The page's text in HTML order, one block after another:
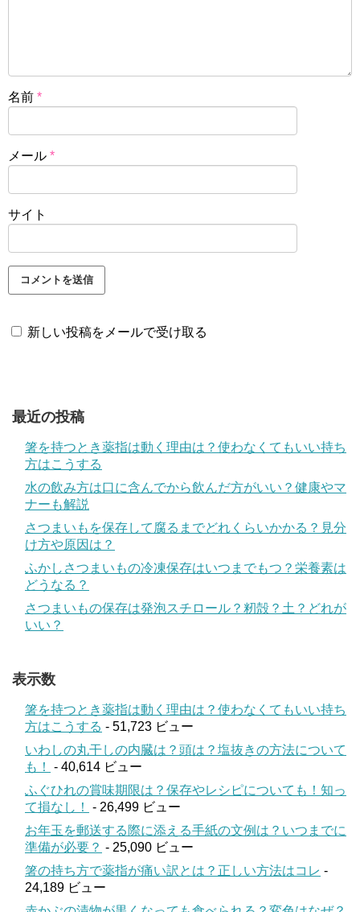
名前 *
メール *
サイト
新しい投稿をメールで受け取る
最近の投稿
箸を持つとき薬指は動く理由は？使わなくてもいい持ち
方はこうする
水の飲み方は口に含んでから飲んだ方がいい？健康やマ
ナーも解説
さつまいもを保存して腐るまでどれくらいかかる？見分
け方や原因は？
ふかしさつまいもの冷凍保存はいつまでもつ？栄養素は
どうなる？
さつまいもの保存は発泡スチロール？籾殻？土？どれが
いい？
表示数
箸を持つとき薬指は動く理由は？使わなくてもいい持ち
方はこうする - 51,723 ビュー
いわしの丸干しの内臓は？頭は？塩抜きの方法について
も！
- 40,614 ビュー
ふぐひれの賞味期限は？保存やレシピについても！知っ
て損なし！
- 26,499 ビュー
お年玉を郵送する際に添える手紙の文例は？いつまでに
準備が必要？ - 25,090 ビュー
箸の持ち方で薬指が痛い訳とは？正しい方法はコレ -
24,189 ビュー